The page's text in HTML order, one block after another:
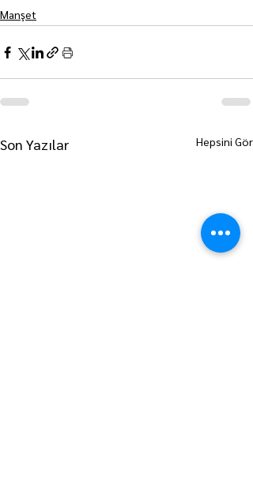
Manşet
Son Yazılar Hepsini Gör